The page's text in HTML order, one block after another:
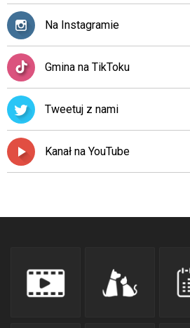
Na Instagramie
Gmina na TikToku
Tweetuj z nami
Kanał na YouTube